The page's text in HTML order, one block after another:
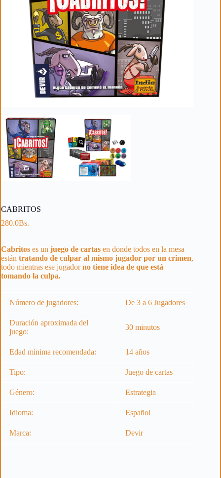
CABRITOS
280.0Bs.
Cabritos es un juego de cartas en donde todos en la mesa
están tratando de culpar al mismo jugador por un crimen,
todo mientras ese jugadorno tiene idea de que está
tomando la culpa.
Número de jugadores: De 3 a 6 Jugadores
Duración aproximada del
juego:
30 minutos
Edad mínima recomendada: 14 años
Tipo: Juego de cartas
Género: Estrategia
Idioma: Español
Marca: Devir